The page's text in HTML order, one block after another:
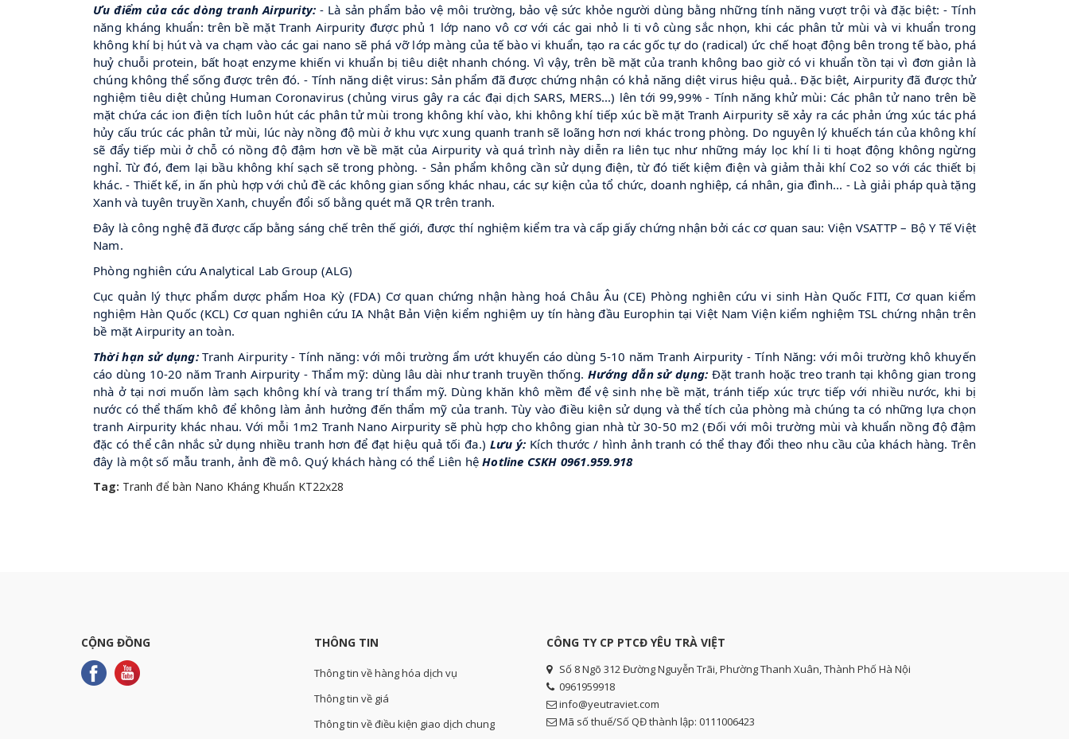
Ưu điểm của các dòng tranh Airpurity: - Là sản phẩm bảo vệ môi trường, bảo vệ sức khỏe người dùng bằng những tính năng vượt trội và đặc biệt: - Tính
năng kháng khuẩn: trên bề mặt Tranh Airpurity được phủ 1 lớp nano vô cơ với các gai nhỏ li ti vô cùng sắc nhọn, khi các phân tử mùi và vi khuẩn trong
không khí bị hút và va chạm vào các gai nano sẽ phá vỡ lớp màng của tế bào vi khuẩn, tạo ra các gốc tự do (radical) ức chế hoạt động bên trong tế bào, phá
huỷ chuỗi protein, bất hoạt enzyme khiến vi khuẩn bị tiêu diệt nhanh chóng. Vì vậy, trên bề mặt của tranh không bao giờ có vi khuẩn tồn tại vì đơn giản là
chúng không thể sống được trên đó. - Tính năng diệt virus: Sản phẩm đã được chứng nhận có khả năng diệt virus hiệu quả.. Đặc biệt, Airpurity đã được thử
nghiệm tiêu diệt chủng Human Coronavirus (chủng virus gây ra các đại dịch SARS, MERS...) lên tới 99,99% - Tính năng khử mùi: Các phân tử nano trên bề
mặt chứa các ion điện tích luôn hút các phân tử mùi trong không khí vào, khi không khí tiếp xúc bề mặt Tranh Airpurity sẽ xảy ra các phản ứng xúc tác phá
hủy cấu trúc các phân tử mùi, lúc này nồng độ mùi ở khu vực xung quanh tranh sẽ loãng hơn nơi khác trong phòng. Do nguyên lý khuếch tán của không khí
sẽ đẩy tiếp mùi ở chỗ có nồng độ đậm hơn về bề mặt của Airpurity và quá trình này diễn ra liên tục như những máy lọc khí li ti hoạt động không ngừng
nghỉ. Từ đó, đem lại bầu không khí sạch sẽ trong phòng. - Sản phẩm không cần sử dụng điện, từ đó tiết kiệm điện và giảm thải khí Co2 so với các thiết bị
khác. - Thiết kế, in ấn phù hợp với chủ đề các không gian sống khác nhau, các sự kiện của tổ chức, doanh nghiệp, cá nhân, gia đình... - Là giải pháp quà tặng
Xanh và tuyên truyền Xanh, chuyển đổi số bằng quét mã QR trên tranh.
Đây là công nghệ đã được cấp bằng sáng chế trên thế giới, được thí nghiệm kiểm tra và cấp giấy chứng nhận bởi các cơ quan sau: Viện VSATTP – Bộ Y Tế Việt
Nam.
Phòng nghiên cứu Analytical Lab Group (ALG)
Cục quản lý thực phẩm dược phẩm Hoa Kỳ (FDA) Cơ quan chứng nhận hàng hoá Châu Âu (CE) Phòng nghiên cứu vi sinh Hàn Quốc FITI, Cơ quan kiểm
nghiệm Hàn Quốc (KCL) Cơ quan nghiên cứu IA Nhật Bản Viện kiểm nghiệm uy tín hàng đầu Europhin tại Việt Nam Viện kiểm nghiệm TSL chứng nhận trên
bề mặt Airpurity an toàn.
Thời hạn sử dụng:Tranh Airpurity - Tính năng: với môi trường ẩm ướt khuyến cáo dùng 5-10 năm Tranh Airpurity - Tính Năng: với môi trường khô khuyến
cáo dùng 10-20 năm Tranh Airpurity - Thẩm mỹ: dùng lâu dài như tranh truyền thống. Hướng dẫn sử dụng: Đặt tranh hoặc treo tranh tại không gian trong
nhà ở tại nơi muốn làm sạch không khí và trang trí thẩm mỹ. Dùng khăn khô mềm để vệ sinh nhẹ bề mặt, tránh tiếp xúc trực tiếp với nhiều nước, khi bị
nước có thể thấm khô để không làm ảnh hưởng đến thẩm mỹ của tranh. Tùy vào điều kiện sử dụng và thể tích của phòng mà chúng ta có những lựa chọn
tranh Airpurity khác nhau. Với mỗi 1m2 Tranh Nano Airpurity sẽ phù hợp cho không gian nhà từ 30-50 m2 (Đối với môi trường mùi và khuẩn nồng độ đậm
đặc có thể cân nhắc sử dụng nhiều tranh hơn để đạt hiệu quả tối đa.) Lưu ý: Kích thước / hình ảnh tranh có thể thay đổi theo nhu cầu của khách hàng. Trên
đây là một số mẫu tranh, ảnh đề mô. Quý khách hàng có thể Liên hệHotline CSKH 0961.959.918
Tag: Tranh để bàn Nano Kháng Khuẩn KT22x28
CỘNG ĐỒNG THÔNG TIN
Thông tin về hàng hóa dịch vụ
Thông tin về giá
Thông tin về điều kiện giao dịch chung
CÔNG TY CP PTCĐ YÊU TRÀ VIỆT
Số 8 Ngõ 312 Đường Nguyễn Trãi, Phường Thanh Xuân, Thành Phố Hà Nội
0961959918
info@yeutraviet.com
Mã số thuế/Số QĐ thành lập: 0111006423